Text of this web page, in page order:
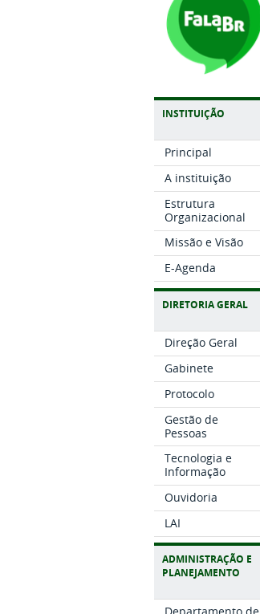
INSTITUIÇÃO
Principal
A instituição
Estrutura
Organizacional
Missão e Visão
E-Agenda
DIRETORIA GERAL
Direção Geral
Gabinete
Protocolo
Gestão de
Pessoas
Tecnologia e
Informação
Ouvidoria
LAI
ADMINISTRAÇÃO E
PLANEJAMENTO